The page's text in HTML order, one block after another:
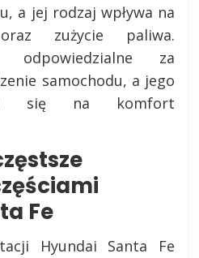
a jej rodzaj wpływa na
zużycie paliwa.
odpowiedzialne za
samochodu, a jego
się na komfort
Fe
Hyundai Santa Fe